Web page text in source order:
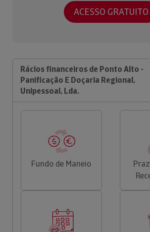
ACESSO GRATUITO
Rácios financeiros de Ponto Alto -
Panificação E Doçaria Regional,
Unipessoal, Lda.
Fundo de Maneio